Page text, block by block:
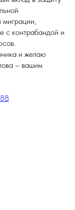
миграции,
с контрабандой и
и желаю
– вашим